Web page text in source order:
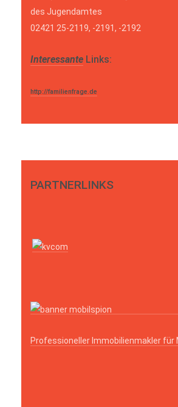
des Jugendamtes
02421 25-2119, -2191, -2192
Interessante Links:
http://familienfrage.de
PARTNERLINKS
Professioneller Immobilienmakler für